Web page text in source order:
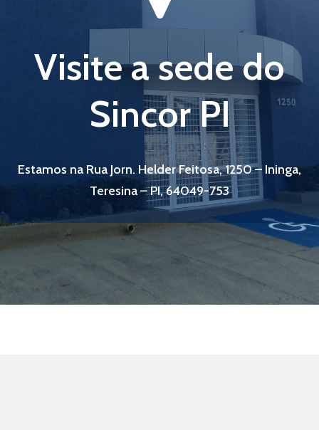
Visite a sede do
Sincor PI
Estamos na Rua Jorn. Helder Feitosa, 1250 – Ininga,
Teresina – PI, 64049-753